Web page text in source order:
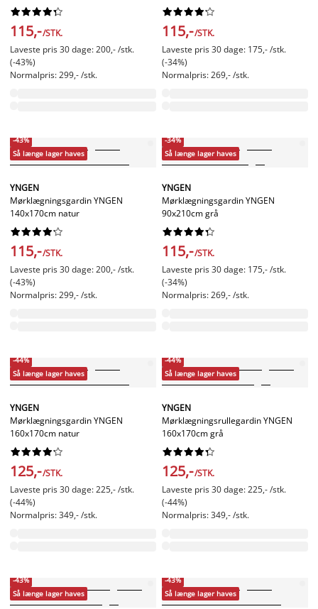






115,-/STK.
Laveste pris 30 dage: 200,- /stk.
(-43%)
Normalpris: 299,- /stk.






115,-/STK.
Laveste pris 30 dage: 175,- /stk.
(-34%)
Normalpris: 269,- /stk.
-43%
Så længe lager haves
YNGEN
Mørklægningsgardin YNGEN
140x170cm natur






115,-/STK.
Laveste pris 30 dage: 200,- /stk.
(-43%)
Normalpris: 299,- /stk.
-34%
Så længe lager haves
YNGEN
Mørklægningsgardin YNGEN
90x210cm grå






115,-/STK.
Laveste pris 30 dage: 175,- /stk.
(-34%)
Normalpris: 269,- /stk.
-44%
Så længe lager haves
YNGEN
Mørklægningsgardin YNGEN
160x170cm natur






125,-/STK.
Laveste pris 30 dage: 225,- /stk.
(-44%)
Normalpris: 349,- /stk.
-44%
Så længe lager haves
YNGEN
Mørklægningsrullegardin YNGEN
160x170cm grå






125,-/STK.
Laveste pris 30 dage: 225,- /stk.
(-44%)
Normalpris: 349,- /stk.
-43%
Så længe lager haves
-43%
Så længe lager haves